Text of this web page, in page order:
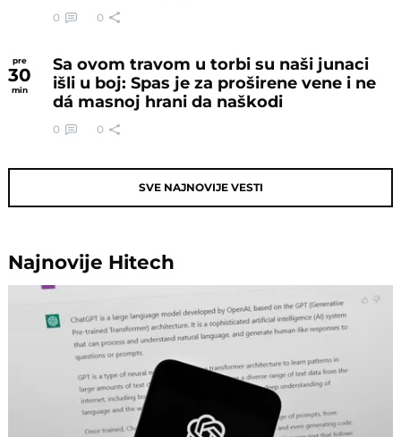
0 0
pre
30
min
Sa ovom travom u torbi su naši junaci
išli u boj: Spas je za proširene vene i ne
dá masnoj hrani da naškodi
0 0
SVE NAJNOVIJE VESTI
Najnovije Hitech